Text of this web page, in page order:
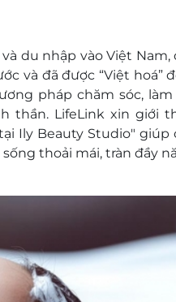
du nhập vào Việt
và đã được “Việt hoá”
pháp chăm sóc,
thần. LifeLink xin giới
Ily Beauty Studio" giúp
thoải mái, tràn đầy